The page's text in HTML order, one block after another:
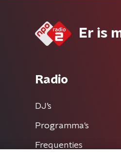
Er is
Radio
DJ’s
Programma's
Frequenties